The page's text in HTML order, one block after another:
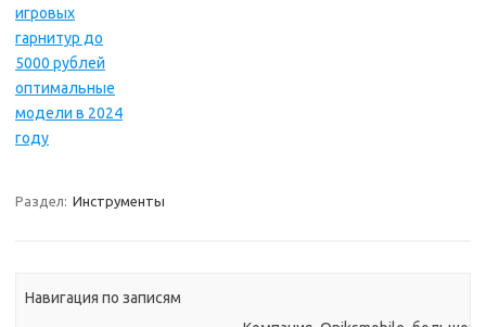
игровых
гарнитур до
5000 рублей
оптимальные
модели в 2024
году
Раздел: Инструменты
Навигация по записям